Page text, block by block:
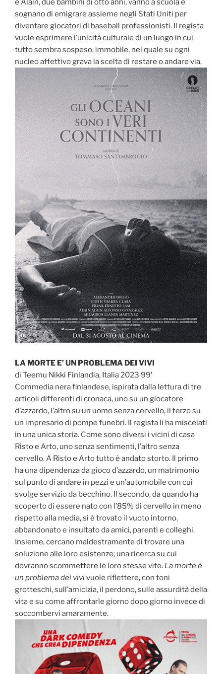
sognano di emigrare assieme negli Stati Uniti per
diventare giocatori di baseball professionisti. Il regista
vuole esprimere l’unicità culturale di un luogo in cui
tutto sembra sospeso, immobile, nel quale su ogni
nucleo affettivo grava la scelta di restare o andare via.
LA MORTE E’ UN PROBLEMA DEI VIVI
di Teemu Nikki Finlandia, Italia 2023 99′
Commedia nera finlandese, ispirata dalla lettura di tre
articoli differenti di cronaca, uno su un giocatore
d’azzardo, l’altro su un uomo senza cervello, il terzo su
un impresario di pompe funebri. Il regista li ha miscelati
in una unica storia. Come sono diversi i vicini di casa
Risto e Arto, uno senza sentimenti, l’altro senza
cervello. A Risto e Arto tutto è andato storto. Il primo
ha una dipendenza da gioco d’azzardo, un matrimonio
sul punto di andare in pezzi e un’automobile con cui
svolge servizio da becchino. Il secondo, da quando ha
scoperto di essere nato con l’85% di cervello in meno
rispetto alla media, si è trovato il vuoto intorno,
abbandonato e insultato da amici, parenti e colleghi.
Insieme, cercano maldestramente di trovare una
soluzione alle loro esistenze; una ricerca su cui
dovranno scommettere le loro stesse vite. La morte è
un problema dei vivivuole riflettere, con toni
grotteschi, sull’amicizia, il perdono, sulle assurdità della
vita e su come affrontarle giorno dopo giorno invece di
soccombervi amaramente.